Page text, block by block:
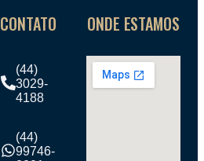
CONTATO
(44)
3029-
4188
(44)
99746-
ONDE ESTAMOS